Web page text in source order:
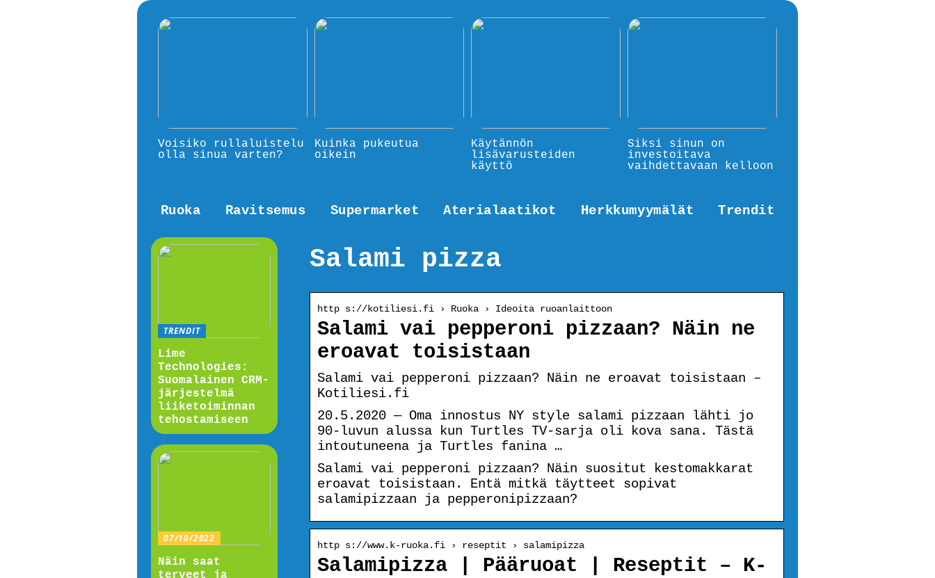
Voisiko rullaluistelu
olla sinua varten?
Kuinka pukeutua
oikein
Käytännön
lisävarusteiden
käyttö
Siksi sinun on
investoitava
vaihdettavaan kelloon
Ruoka Ravitsemus Supermarket Aterialaatikot Herkkumyymälät Trendit
Salami pizza
http s://kotiliesi.fi › Ruoka › Ideoita ruoanlaittoon
Salami vai pepperoni pizzaan? Näin ne
eroavat toisistaan
Salami vai pepperoni pizzaan? Näin ne eroavat toisistaan –
Kotiliesi.fi
20.5.2020 — Oma innostus NY style salami pizzaan lähti jo
90-luvun alussa kun Turtles TV-sarja oli kova sana. Tästä
intoutuneena ja Turtles fanina …
Salami vai pepperoni pizzaan? Näin suositut kestomakkarat
eroavat toisistaan. Entä mitkä täytteet sopivat
salamipizzaan ja pepperonipizzaan?
http s://www.k-ruoka.fi › reseptit › salamipizza
Salamipizza | Pääruoat | Reseptit – K-
TRENDIT
Lime
Technologies:
Suomalainen CRM-
järjestelmä
liiketoiminnan
tehostamiseen
07/10/2022
Näin saat
terveet ja